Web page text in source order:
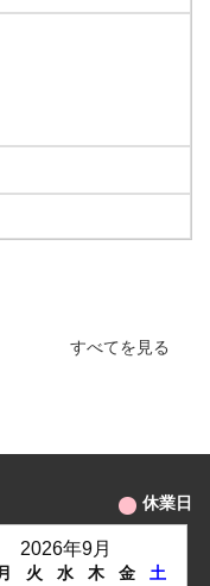
すべてを見る
休業日
2026年9月
月 火 水 木 金
土